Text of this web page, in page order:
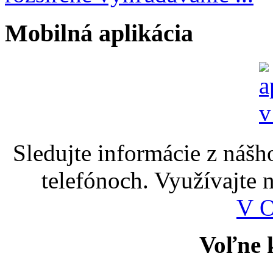
Mobilná aplikácia
Sledujte informácie z
telefónoch. Využívajte
V
Voľne